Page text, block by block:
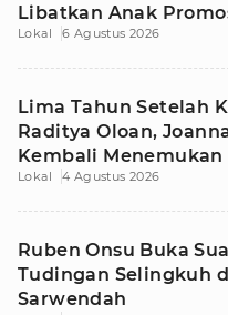
Libatkan Anak
Lokal 6 Agustus 2026
Lima Tahun Setelah
Raditya Oloan,
Kembali Menemukan
Lokal 4 Agustus 2026
Ruben Onsu Buka
Tudingan Selingkuh
Sarwendah